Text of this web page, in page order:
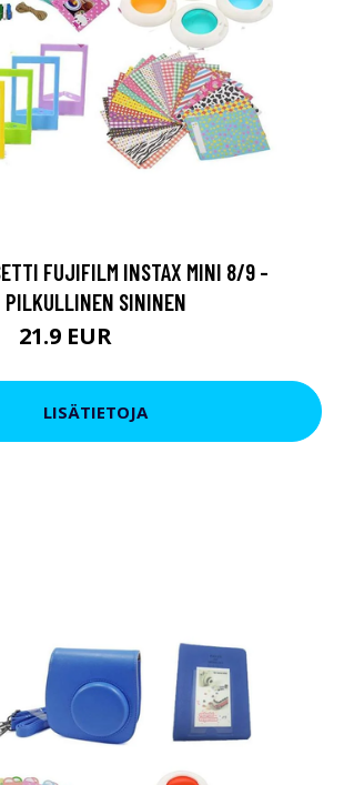
FUJIFILM INSTAX MINI 8/9 -
PILKULLINEN SININEN
21.9 EUR
LISÄTIETOJA